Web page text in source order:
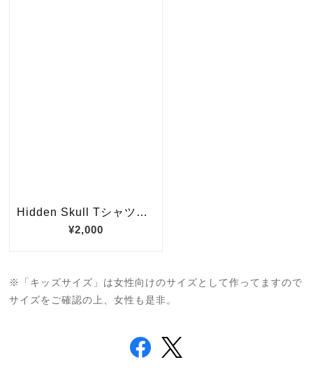
※「キッズサイズ」は女性向けのサイズとして作ってますので
サイズをご確認の上、女性も是非。